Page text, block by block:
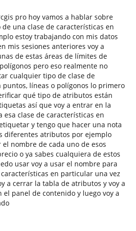
pro hoy vamos a hablar sobre
una clase de características en
estoy trabajando con mis datos
mis sesiones anteriores voy a
de estas áreas de límites de
pero eso realmente no
cualquier tipo de clase de
puntos, líneas o polígonos lo primero
qué tipo de atributos están
así que voy a entrar en la
clase de características en
y tengo que hacer una nota
diferentes atributos por ejemplo
nombre de cada uno de esos
o ya sabes cualquiera de estos
usar voy a usar el nombre para
en particular una vez
a cerrar la tabla de atributos y voy a
el panel de contenido y luego voy a